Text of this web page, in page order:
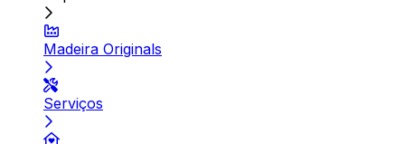
Madeira Originals
Serviços